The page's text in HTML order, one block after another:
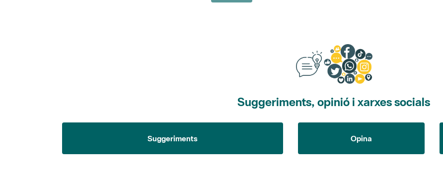
Suggeriments, opinió i xarxes socials
Suggeriments Opina